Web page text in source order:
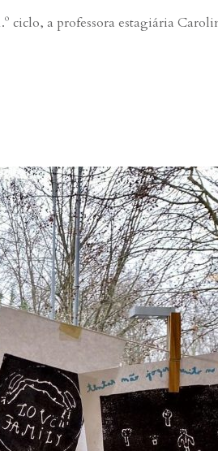
ciclo, a professora estagiária